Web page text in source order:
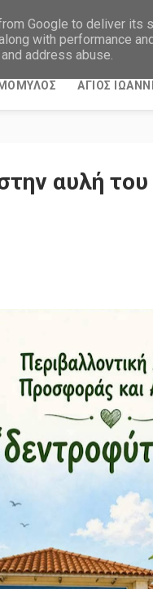
ΑΓΙΟΣ
αυλή
Google to deliver its
with performance
address abuse.